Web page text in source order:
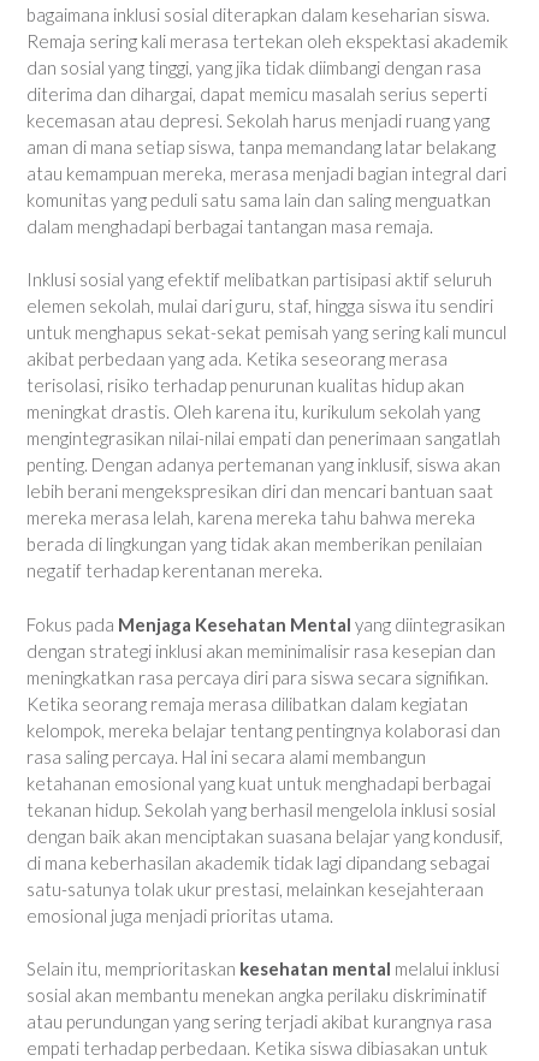
bagaimana inklusi sosial diterapkan dalam keseharian siswa.
Remaja sering kali merasa tertekan oleh ekspektasi akademik
dan sosial yang tinggi, yang jika tidak diimbangi dengan rasa
diterima dan dihargai, dapat memicu masalah serius seperti
kecemasan atau depresi. Sekolah harus menjadi ruang yang
aman di mana setiap siswa, tanpa memandang latar belakang
atau kemampuan mereka, merasa menjadi bagian integral dari
komunitas yang peduli satu sama lain dan saling menguatkan
dalam menghadapi berbagai tantangan masa remaja.
Inklusi sosial yang efektif melibatkan partisipasi aktif seluruh
elemen sekolah, mulai dari guru, staf, hingga siswa itu sendiri
untuk menghapus sekat-sekat pemisah yang sering kali muncul
akibat perbedaan yang ada. Ketika seseorang merasa
terisolasi, risiko terhadap penurunan kualitas hidup akan
meningkat drastis. Oleh karena itu, kurikulum sekolah yang
mengintegrasikan nilai-nilai empati dan penerimaan sangatlah
penting. Dengan adanya pertemanan yang inklusif, siswa akan
lebih berani mengekspresikan diri dan mencari bantuan saat
mereka merasa lelah, karena mereka tahu bahwa mereka
berada di lingkungan yang tidak akan memberikan penilaian
negatif terhadap kerentanan mereka.
Fokus pada Menjaga Kesehatan Mental yang diintegrasikan
dengan strategi inklusi akan meminimalisir rasa kesepian dan
meningkatkan rasa percaya diri para siswa secara signifikan.
Ketika seorang remaja merasa dilibatkan dalam kegiatan
kelompok, mereka belajar tentang pentingnya kolaborasi dan
rasa saling percaya. Hal ini secara alami membangun
ketahanan emosional yang kuat untuk menghadapi berbagai
tekanan hidup. Sekolah yang berhasil mengelola inklusi sosial
dengan baik akan menciptakan suasana belajar yang kondusif,
di mana keberhasilan akademik tidak lagi dipandang sebagai
satu-satunya tolak ukur prestasi, melainkan kesejahteraan
emosional juga menjadi prioritas utama.
Selain itu, memprioritaskan kesehatan mental melalui inklusi
sosial akan membantu menekan angka perilaku diskriminatif
atau perundungan yang sering terjadi akibat kurangnya rasa
empati terhadap perbedaan. Ketika siswa dibiasakan untuk